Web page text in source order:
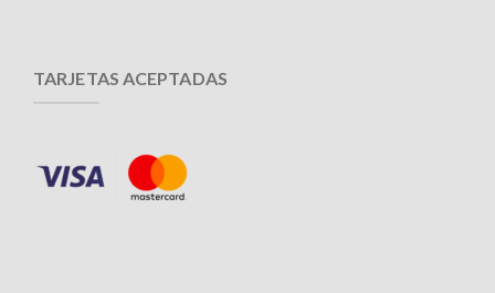
TARJETAS ACEPTADAS